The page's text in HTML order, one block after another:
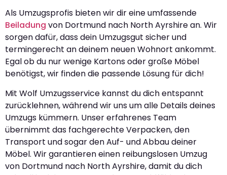
Als Umzugsprofis bieten wir dir eine umfassende
Beiladung von Dortmund nach North Ayrshire an. Wir
sorgen dafür, dass dein Umzugsgut sicher und
termingerecht an deinem neuen Wohnort ankommt.
Egal ob du nur wenige Kartons oder große Möbel
benötigst, wir finden die passende Lösung für dich!
Mit Wolf Umzugsservice kannst du dich entspannt
zurücklehnen, während wir uns um alle Details deines
Umzugs kümmern. Unser erfahrenes Team
übernimmt das fachgerechte Verpacken, den
Transport und sogar den Auf- und Abbau deiner
Möbel. Wir garantieren einen reibungslosen Umzug
von Dortmund nach North Ayrshire, damit du dich